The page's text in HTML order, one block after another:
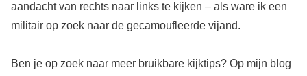
aandacht van rechts naar links te kijken – als ware ik een
militair op zoek naar de gecamoufleerde vijand.
Ben je op zoek naar meer bruikbare kijktips? Op mijn blog